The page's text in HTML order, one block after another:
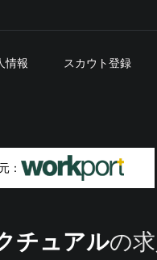
情報 スカウト登録
：
チュアルの